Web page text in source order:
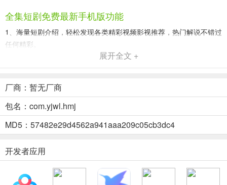
全集短剧免费最新手机版功能
1、海量短剧介绍，轻松发现各类精彩视频影视推荐，热门解说不错过
任何精彩。
3、可轻松提取视频音频，支持多音频格式，后台播放操作简单。
4、拥有丰富榜单，口碑榜、新剧榜等清晰，快速找到热门短剧。
5、优化部分细节，带来更优质体验，让您畅享全集短剧免费观看。
全集短剧免费最新手机版使用说明
1. 海量短剧介绍：平台拥有海量短剧，助您轻松发现各类精彩视频影
视推荐。
展开全文 +
厂商：暂无厂商
包名：com.yjwl.hmj
MD5：57482e29d4562a941aaa209c05cb3dc4
开发者应用